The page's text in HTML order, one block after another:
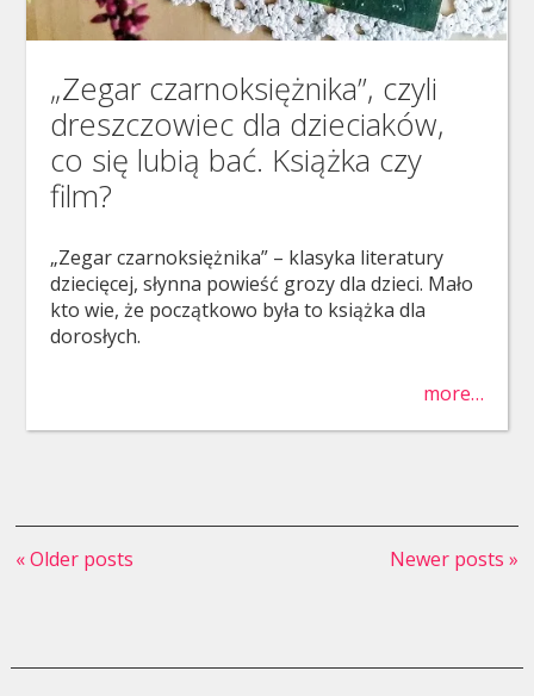
„Zegar czarnoksiężnika”, czyli
dreszczowiec dla dzieciaków,
co się lubią bać. Książka czy
film?
„Zegar czarnoksiężnika” – klasyka literatury
dziecięcej, słynna powieść grozy dla dzieci. Mało
kto wie, że początkowo była to książka dla
dorosłych.
more…
« Older posts Newer posts »